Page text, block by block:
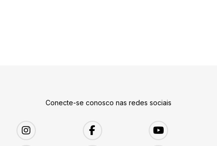
Conecte-se conosco nas redes sociais